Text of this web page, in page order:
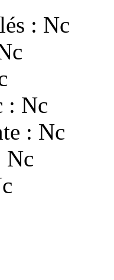
: Nc
: Nc
: Nc
Nc